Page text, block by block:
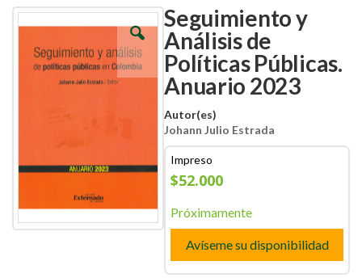
Seguimiento y
Análisis de
Políticas Públicas.
Anuario 2023
Autor(es)
Johann Julio Estrada
Impreso
$52.000
Próximamente
Avíseme su disponibilidad
Skip
to
Skip
to
beginning